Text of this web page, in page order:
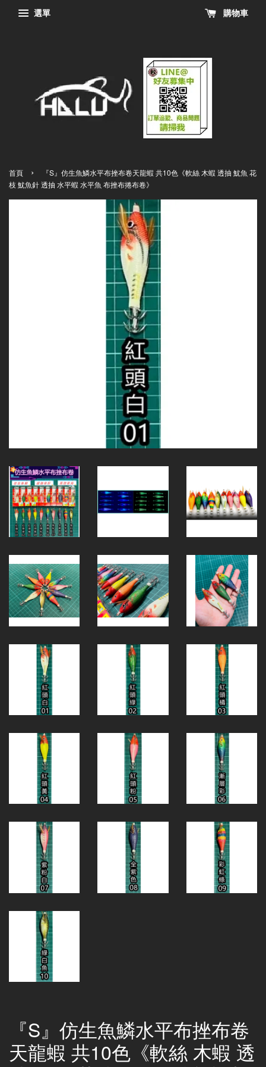
選單 購物車
首頁 ›
『S』仿生魚鱗水平布挫布卷天龍蝦 共10色《軟絲 木蝦 透抽 魷魚 花
枝 魷魚針 透抽 水平蝦 水平魚 布挫布捲布卷》
『S』仿生魚鱗水平布挫布卷
天龍蝦 共10色《軟絲 木蝦 透